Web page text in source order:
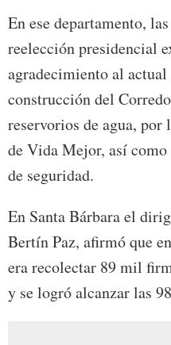
En ese departamento,
reelección presidencial
agradecimiento al
construcción del
reservorios de agua,
de Vida Mejor, así
de seguridad.
En Santa Bárbara el
Bertín Paz, afirmó que
era recolectar 89 mil
y se logró alcanzar las